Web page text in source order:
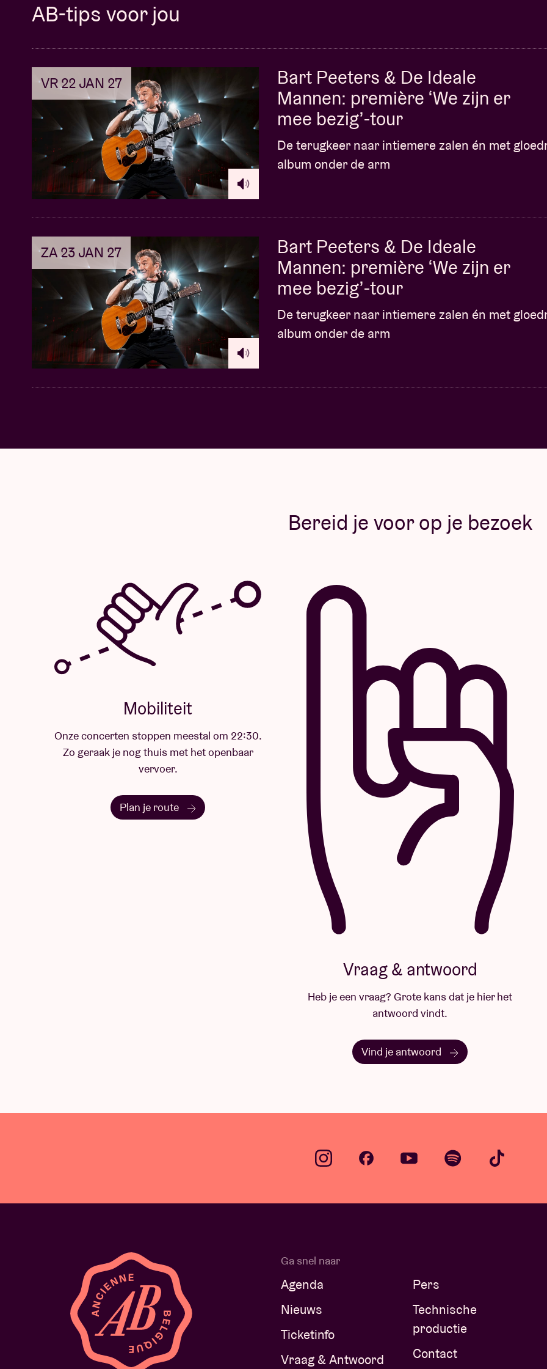
Neem een kijkje naarons overzichten wie weet komen wij langs in jouw gemeente.
Zin om je al voor te bereiden? Bekijk al de liedjestekstenhier .
In samenwerking met deTaalunieen Theater van A tot Z(Lennaert Maes, Peter Schoenaerts
en Hans Primusz)
Meer informatie over onderstaande iconen via
AB-tips voor jou
VR 22 JAN 27
Bart Peeters & De Ideale
Mannen: première ‘We zijn er
mee bezig’-tour
De terugkeer naar intiemere zalen én met
album onder de arm
ZA 23 JAN 27
Bart Peeters & De Ideale
Mannen: première ‘We zijn er
mee bezig’-tour
De terugkeer naar intiemere zalen én met
album onder de arm
Bereid je voor op je bezoek
Mobiliteit
Onze concerten stoppen meestal om 22:30.
Zo geraak je nog thuis met het openbaar
vervoer.
Plan je route
Vraag & antwoord
Heb je een vraag? Grote kans dat je hier het
antwoord vindt.
Vind je antwoord
Ga snel naar
Agenda
Nieuws
Ticketinfo
Vraag & Antwoord
Pers
Technische
productie
Contact